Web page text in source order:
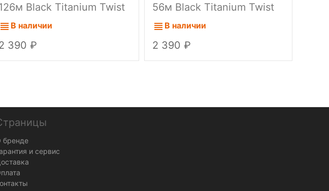
Black Titanium Twist
36шт/кор
В наличии
390
56м Black Titanium Twist
36шт/кор
В наличии
2 390
бренде
и сервис